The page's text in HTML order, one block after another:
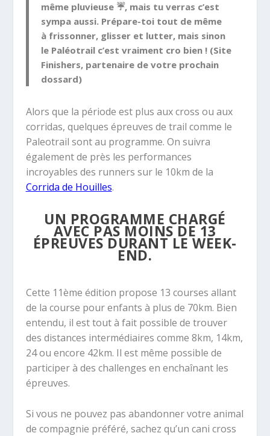
même pluvieuse☔, mais tu verras c’est
sympa aussi. Prépare-toi tout de même
à frissonner, glisseret lutter, mais sinon
le Paléotrailc’est vraiment cro bien ! (Site
Finishers, partenaire de votre prochain
dossard)
Alors que la période est plus aux cross ou aux
corridas, quelques épreuves de trail comme le
Paleotrail sont au programme. On suivra
également de près les performances
incroyables des runners sur le 10km de la
Corrida de Houilles.
UN PROGRAMME CHARGÉ
AVEC PAS MOINS DE 13
ÉPREUVES DURANT LE WEEK-
END.
Cette 11ème édition propose 13 courses allant
de la course pour enfants à plus de 70km. Bien
entendu, il est tout à fait possible de trouver
des distances intermédiaires comme 8km, 14km,
24 ou encore 42km. Il est même possible de
participer à des challenges en enchaînant les
épreuves.
Si vous ne pouvez pas abandonner votre animal
de compagnie préféré, sachez qu’un cani cross